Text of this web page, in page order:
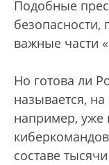
Подобные
важные части
Но готова ли
называется,
например, уже
составе